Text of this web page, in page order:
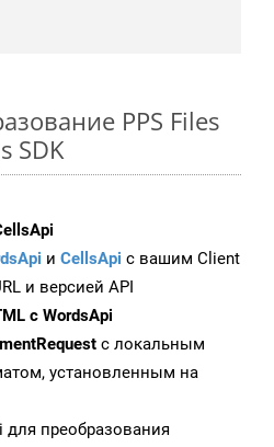
PPS Files
SDK
и CellsApi с вашим Client
и версией API
с WordsApi
с локальным
установленным на
для преобразования